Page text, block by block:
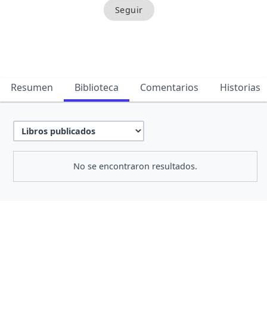
Resumen Biblioteca Comentarios Historias
No se encontraron resultados.